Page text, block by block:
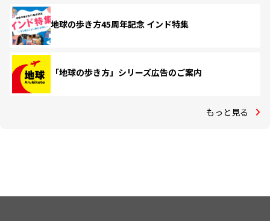
地球の歩き方45周年記念 インド特集
「地球の歩き方」シリーズ広告のご案内
もっと見る